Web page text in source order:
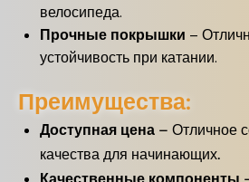
велосипеда.
Прочные покрышки –
устойчивость при катании.
Преимущества:
Доступная цена – Отличное
качества для начинающих.